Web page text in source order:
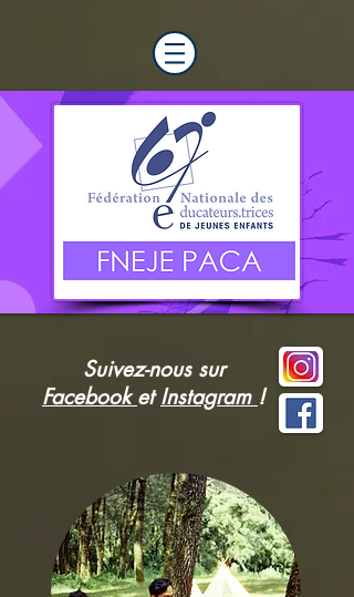
Suivez-nous sur
FacebooketInstagram !